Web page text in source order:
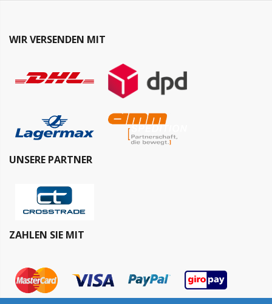
WIR VERSENDEN MIT
UNSERE PARTNER
ZAHLEN SIE MIT